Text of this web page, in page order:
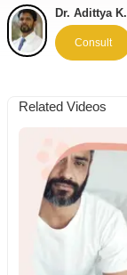
Dr. Adittya
Consult
Related Videos